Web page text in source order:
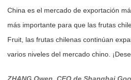
China es el mercado de exportación
más importante para que las frutas
Fruit, las frutas chilenas continúan
varios niveles del mercado chino.